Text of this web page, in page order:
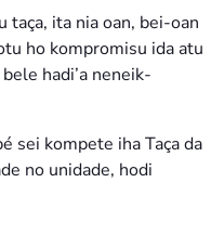
taça, ita nia oan, bei-oan
ho kompromisu ida atu
hadi’a neneik-
sei kompete iha Taça da
no unidade, hodi